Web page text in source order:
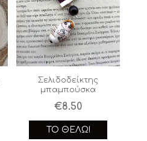
Σελιδοδείκτης
μπαμπούσκα
€8.50
ΤΟ ΘΈΛΩ!